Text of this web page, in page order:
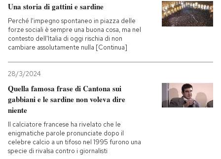
Una storia di gattini e sardine
Perché l'impegno spontaneo in piazza delle
forze sociali è sempre una buona cosa, ma nel
contesto dell'Italia di oggi rischia di non
cambiare assolutamente nulla [Continua]
28/3/2024
Quella famosa frase di Cantona sui
gabbiani e le sardine non voleva dire
niente
Il calciatore francese ha rivelato che le
enigmatiche parole pronunciate dopo il
celebre calcio a un tifoso nel 1995 furono una
specie di rivalsa contro i giornalisti